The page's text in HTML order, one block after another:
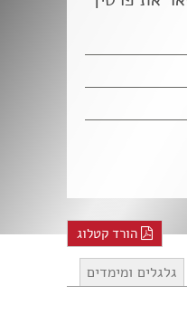
גלגלים ומימדים
הורד קטלוג